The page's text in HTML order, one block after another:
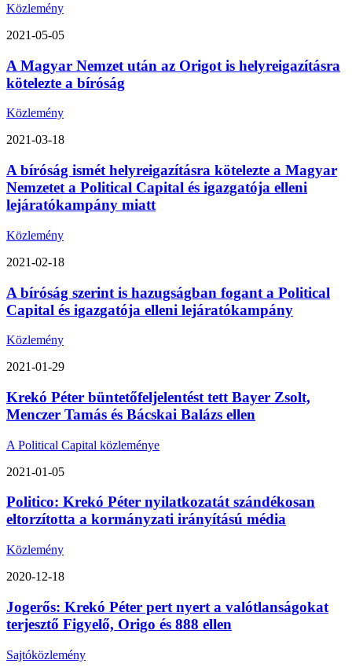
Közlemény
2021-05-05
A Magyar Nemzet után az Origot is helyreigazításra
kötelezte a bíróság
Közlemény
2021-03-18
A bíróság ismét helyreigazításra kötelezte a Magyar
Nemzetet a Political Capital és igazgatója elleni
lejáratókampány miatt
Közlemény
2021-02-18
A bíróság szerint is hazugságban fogant a Political
Capital és igazgatója elleni lejáratókampány
Közlemény
2021-01-29
Krekó Péter büntetőfeljelentést tett Bayer Zsolt,
Menczer Tamás és Bácskai Balázs ellen
A Political Capital közleménye
2021-01-05
Politico: Krekó Péter nyilatkozatát szándékosan
eltorzította a kormányzati irányítású média
Közlemény
2020-12-18
Jogerős: Krekó Péter pert nyert a valótlanságokat
terjesztő Figyelő, Origo és 888 ellen
Sajtóközlemény